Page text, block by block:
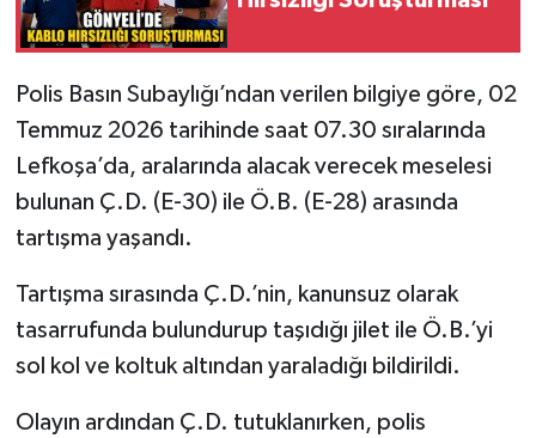
Polis Basın Subaylığı’ndan verilen bilgiye göre, 02
Temmuz 2026 tarihinde saat 07.30 sıralarında
Lefkoşa’da, aralarında alacak verecek meselesi
bulunan Ç.D. (E-30) ile Ö.B. (E-28) arasında
tartışma yaşandı.
Tartışma sırasında Ç.D.’nin, kanunsuz olarak
tasarrufunda bulundurup taşıdığı jilet ile Ö.B.’yi
sol kol ve koltuk altından yaraladığı bildirildi.
Olayın ardından Ç.D. tutuklanırken, polis